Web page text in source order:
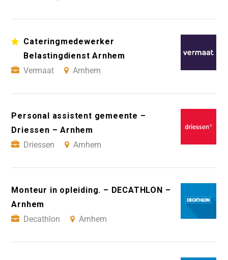
Cateringmedewerker
Belastingdienst Arnhem
Vermaat
Arnhem
Personal assistent gemeente –
Driessen – Arnhem
Driessen
Arnhem
Monteur in opleiding. – DECATHLON –
Arnhem
Decathlon
Arnhem